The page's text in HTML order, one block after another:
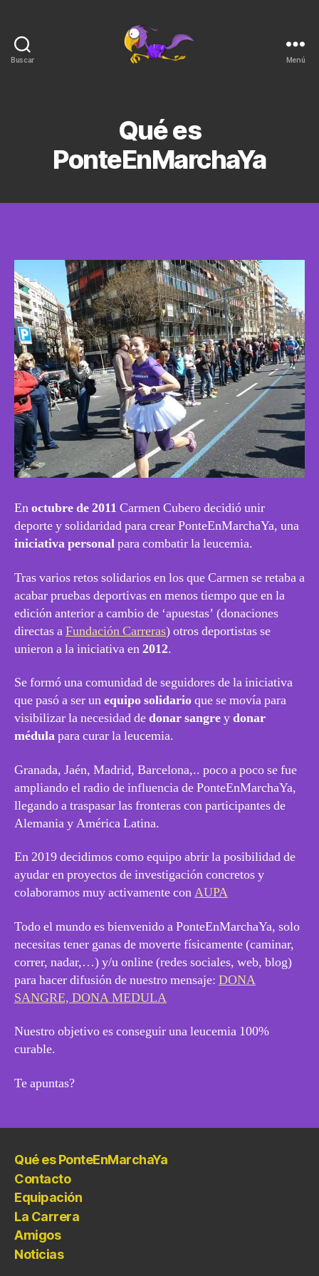
Buscar Menú
Qué es
PonteEnMarchaYa
Enoctubre de 2011 Carmen Cubero decidió unir
deporte y solidaridad para crear PonteEnMarchaYa, una
iniciativa personalpara combatir la leucemia.
Tras varios retos solidarios en los que Carmen se retaba a
acabar pruebas deportivas en menos tiempo que en la
edición anterior a cambio de ‘apuestas’ (donaciones
directas aFundación Carreras) otros deportistas se
unieron a la iniciativa en2012.
Se formó una comunidad de seguidores de la iniciativa
que pasó a ser unequipo solidarioque se movía para
visibilizar la necesidad dedonar sangreydonar
médulapara curar la leucemia.
Granada, Jaén, Madrid, Barcelona,.. poco a poco se fue
ampliando el radio de influencia de PonteEnMarchaYa,
llegando a traspasar las fronteras con participantes de
Alemania y América Latina.
En 2019 decidimos como equipo abrir la posibilidad de
ayudar en proyectos de investigación concretos y
colaboramos muy activamente conAUPA
Todo el mundo es bienvenido a PonteEnMarchaYa, solo
necesitas tener ganas de moverte físicamente (caminar,
correr, nadar,…) y/u online (redes sociales, web, blog)
para hacer difusión de nuestro mensaje: DONA
SANGRE, DONA MEDULA
Nuestro objetivo es conseguir una leucemia 100%
curable.
Te apuntas?
Qué es PonteEnMarchaYa
Contacto
Equipación
La Carrera
Amigos
Noticias